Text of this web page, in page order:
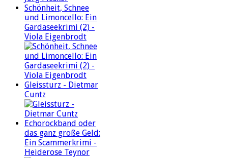
Schönheit, Schnee
und Limoncello: Ein
Gardaseekrimi (2) -
Viola Eigenbrodt
Gleissturz - Dietmar
Cuntz
Echorockband oder
das ganz große Geld:
Ein Scammerkrimi -
Heiderose Teynor